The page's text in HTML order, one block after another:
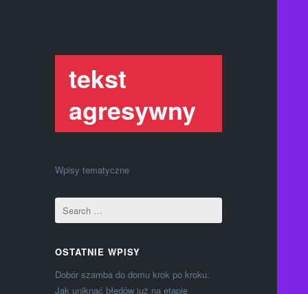
tekst
agresywny
Wpisy tematyczne
OSTATNIE WPISY
Dobór szamba do domu krok po kroku.
Jak uniknąć błędów już na etapie